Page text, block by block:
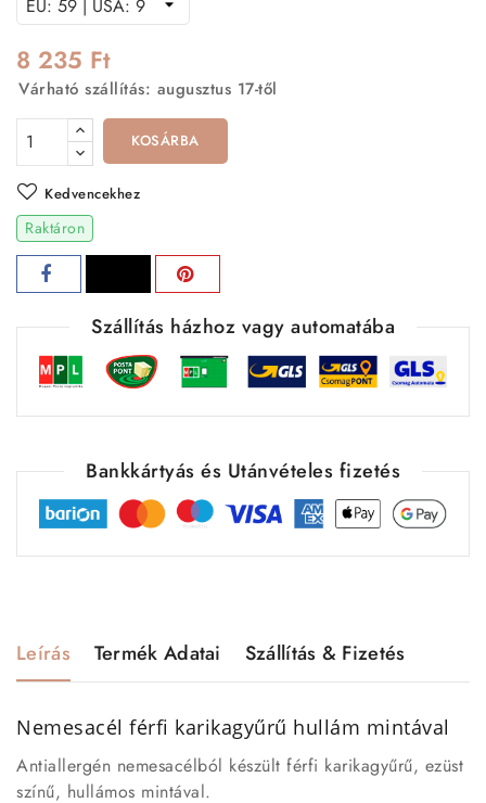
8 235 Ft
Várható szállítás: augusztus 17-től
KOSÁRBA
Kedvencekhez
Raktáron
Szállítás házhoz vagy automatába
Bankkártyás és Utánvételes fizetés
Leírás Termék Adatai Szállítás & Fizetés
Nemesacél férfi karikagyűrű hullám mintával
Antiallergén nemesacélból készült férfi karikagyűrű, ezüst
színű, hullámos mintával.